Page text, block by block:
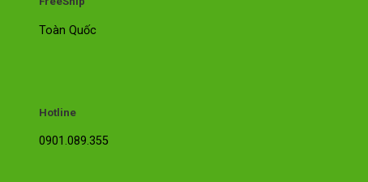
Toàn Quốc
Hotline
0901.089.355